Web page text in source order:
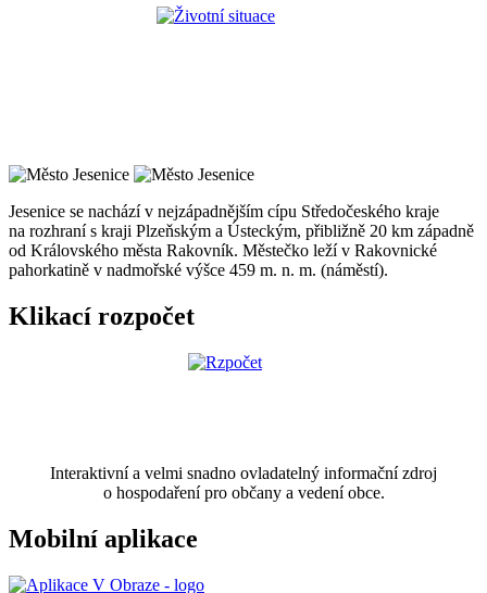
Jesenice se nachází v nejzápadnějším cípu Středočeského kraje
na rozhraní s kraji Plzeňským a Ústeckým, přibližně 20 km západně
od Královského města Rakovník. Městečko leží v Rakovnické
pahorkatině v nadmořské výšce 459 m. n. m. (náměstí).
Klikací rozpočet
Interaktivní a velmi snadno ovladatelný informační zdroj
o hospodaření pro občany a vedení obce.
Mobilní aplikace